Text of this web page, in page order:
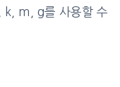
k, m, g를 사용할 수